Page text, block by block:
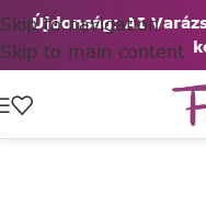
Újdonság: AI
Skip to navigation
Skip to main content